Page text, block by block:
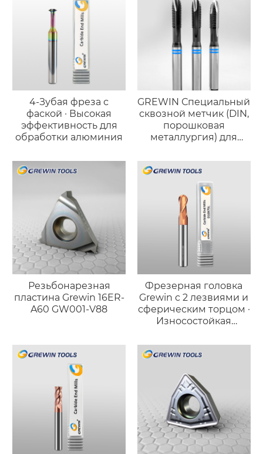
4-Зубая фреза с
фаской · Высокая
эффективность для
обработки алюминия
GREWIN Специальный
сквозной метчик (DIN,
порошковая
металлургия) для
нержавеющей стали
Резьбонарезная
пластина Grewin 16ER-
A60 GW001-V88
Фрезерная головка
Grewin с 2 лезвиями и
сферическим торцом ·
Износостойкая